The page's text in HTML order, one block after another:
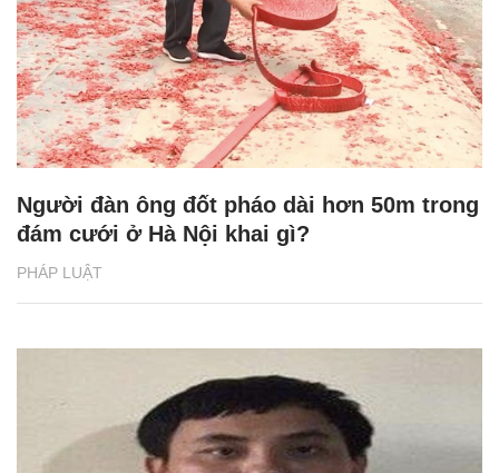
PHÁP LUẬT
Người đàn ông đốt pháo dài hơn 50m trong
đám cưới ở Hà Nội khai gì?